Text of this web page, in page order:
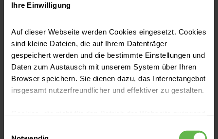
Ihre Einwilligung
Auf dieser Webseite werden Cookies eingesetzt. Cookies
sind kleine Dateien, die auf Ihrem Datenträger
gespeichert werden und die bestimmte Einstellungen und
Daten zum Austausch mit unserem System über Ihren
Browser speichern. Sie dienen dazu, das Internetangebot
insgesamt nutzerfreundlicher und effektiver zu gestalten.
eingesetzt werden.
verringern
positive Schmerzbewältigung und
Verbesserung der Schmerzerträglichkeit
Steigerung der Lebensfreude und
wenn möglich: Wiederherstellen der